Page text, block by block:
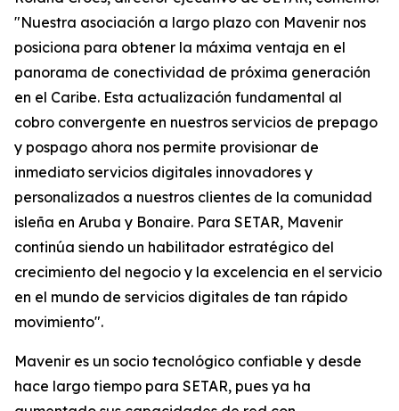
"Nuestra asociación a largo plazo con Mavenir nos
posiciona para obtener la máxima ventaja en el
panorama de conectividad de próxima generación
en el Caribe. Esta actualización fundamental al
cobro convergente en nuestros servicios de prepago
y pospago ahora nos permite provisionar de
inmediato servicios digitales innovadores y
personalizados a nuestros clientes de la comunidad
isleña en Aruba y Bonaire. Para SETAR, Mavenir
continúa siendo un habilitador estratégico del
crecimiento del negocio y la excelencia en el servicio
en el mundo de servicios digitales de tan rápido
movimiento".
Mavenir es un socio tecnológico confiable y desde
hace largo tiempo para SETAR, pues ya ha